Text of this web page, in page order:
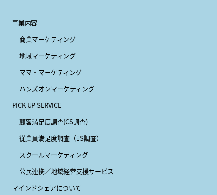
事業内容
商業マーケティング
地域マーケティング
ママ・マーケティング
ハンズオンマーケティング
PICK UP SERVICE
顧客満足度調査(CS調査)
従業員満足度調査（ES調査）
スクールマーケティング
公民連携／地域経営支援サービス
マインドシェアについて